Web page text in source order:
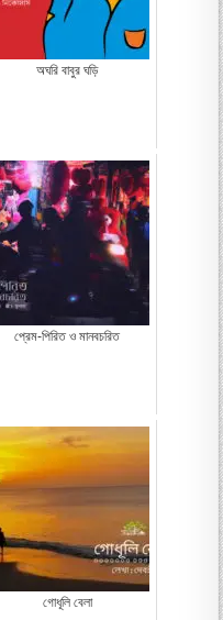
অঘরি বাবুর ঘড়ি
প্রেম-পিরিত ও মানবচরিত
গোধূলি বেলা